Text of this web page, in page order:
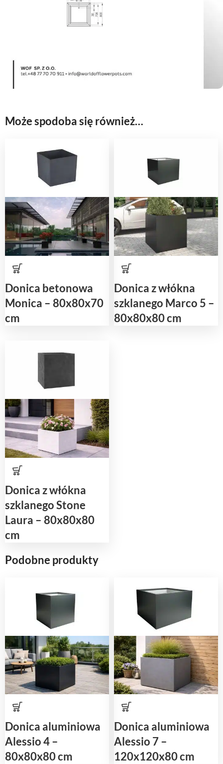
Może spodoba się również…
Donica betonowa
Monica – 80x80x70
cm
Donica z włókna
szklanego Marco 5 –
80x80x80 cm
Donica z włókna
szklanego Stone
Laura – 80x80x80
cm
Podobne produkty
Donica aluminiowa
Alessio 4 –
80x80x80 cm
Donica aluminiowa
Alessio 7 –
120x120x80 cm